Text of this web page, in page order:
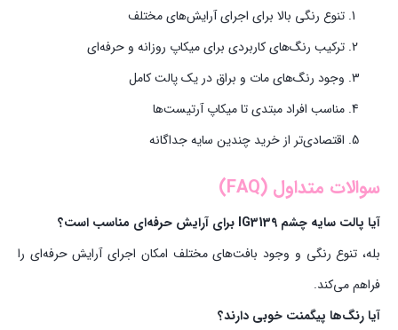
تنوع رنگی بالا برای اجرای آرایش‌های مختلف
ترکیب رنگ‌های کاربردی برای میکاپ روزانه و حرفه‌ای
وجود رنگ‌های مات و براق در یک پالت کامل
مناسب افراد مبتدی تا میکاپ آرتیست‌ها
اقتصادی‌تر از خرید چندین سایه جداگانه
سوالات متداول (FAQ)
آیا پالت سایه چشم IG3139 برای آرایش حرفه‌ای مناسب است؟
بله، تنوع رنگی و وجود بافت‌های مختلف امکان اجرای آرایش حرفه‌ای را
فراهم می‌کند.
آیا رنگ‌ها پیگمنت خوبی دارند؟